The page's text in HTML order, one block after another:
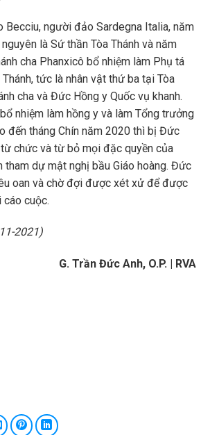
Becciu, người đảo Sardegna Italia, năm
là Sứ thần Tòa Thánh và năm
cha Phanxicô bổ nhiệm làm Phụ tá
tức là nhân vật thứ ba tại Tòa
cha và Đức Hồng y Quốc vụ khanh.
nhiệm làm hồng y và làm Tổng trưởng
đến tháng Chín năm 2020 thì bị Đức
chức và từ bỏ mọi đặc quyền của
tham dự mật nghị bầu Giáo hoàng. Đức
oan và chờ đợi được xét xử để được
cuộc.
2021)
G. Trần Đức Anh, O.P. | RVA